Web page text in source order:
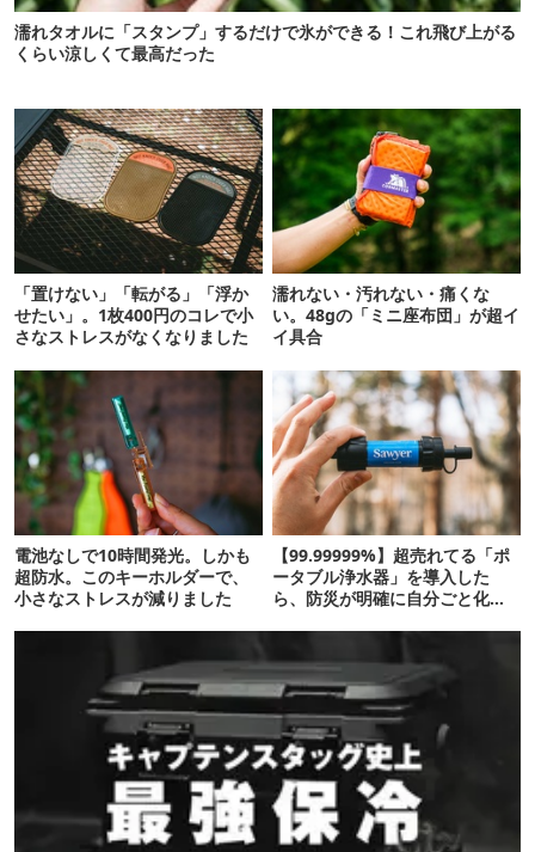
濡れタオルに「スタンプ」するだけで氷ができる！これ飛び上がる
くらい涼しくて最高だった
「置けない」「転がる」「浮か
せたい」。1枚400円のコレで小
さなストレスがなくなりました
濡れない・汚れない・痛くな
い。48gの「ミニ座布団」が超イ
イ具合
電池なしで10時間発光。しかも
超防水。このキーホルダーで、
小さなストレスが減りました
【99.99999%】超売れてる「ポ
ータブル浄水器」を導入した
ら、防災が明確に自分ごと化し